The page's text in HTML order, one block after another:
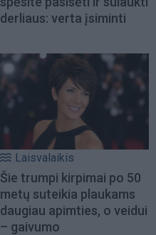
derliaus: verta įsiminti
Laisvalaikis
Šie trumpi kirpimai po 50
metų suteikia plaukams
daugiau apimties, o veidui
– gaivumo